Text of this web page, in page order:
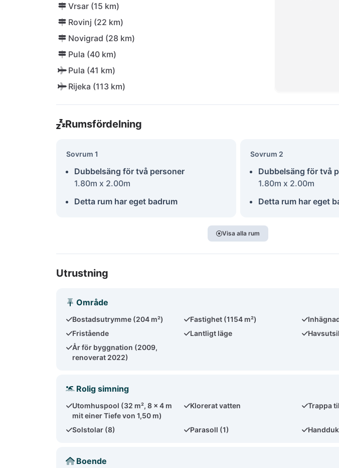
Vrsar (15 km)
Rovinj (22 km)
Novigrad (28 km)
Pula (40 km)
Pula (41 km)
Rijeka (113 km)
Rumsfördelning
Sovrum 1
Dubbelsäng för två personer
1.80m x 2.00m
Detta rum har eget badrum
Sovrum 2
Dubbelsäng för två
1.80m x 2.00m
Detta rum har eget
Visa alla rum
Utrustning
Område
Bostadsutrymme (204 m²) Fastighet (1154 m²)
Fristående
Lantligt läge
År för byggnation (2009,
renoverat 2022)
Rolig simning
Utomhuspool (32 m², 8 x 4 m
mit einer Tiefe von 1,50 m)
Klorerat vatten Trappa
Solstolar (8) Parasoll (1)
Boende